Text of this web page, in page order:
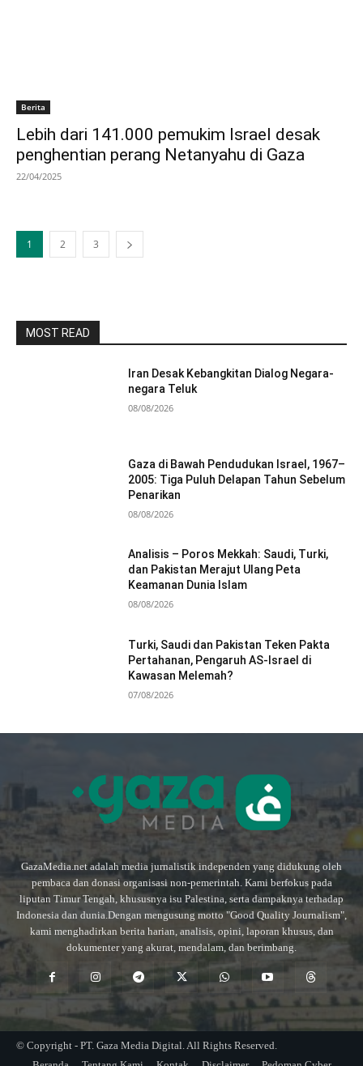
Berita
Lebih dari 141.000 pemukim Israel desak
penghentian perang Netanyahu di Gaza
22/04/2025
1 2 3
MOST READ
Iran Desak Kebangkitan Dialog Negara-
negara Teluk
08/08/2026
Gaza di Bawah Pendudukan Israel, 1967–
2005: Tiga Puluh Delapan Tahun Sebelum
Penarikan
08/08/2026
Analisis – Poros Mekkah: Saudi, Turki,
dan Pakistan Merajut Ulang Peta
Keamanan Dunia Islam
08/08/2026
Turki, Saudi dan Pakistan Teken Pakta
Pertahanan, Pengaruh AS-Israel di
Kawasan Melemah?
07/08/2026
GazaMedia.net adalah media jurnalistik independen yang didukung oleh
pembaca dan donasi organisasi non-pemerintah. Kami berfokus pada
liputan Timur Tengah, khususnya isu Palestina, serta dampaknya terhadap
Indonesia dan dunia.Dengan mengusung motto "Good Quality Journalism",
kami menghadirkan berita harian, analisis, opini, laporan khusus, dan
dokumenter yang akurat, mendalam, dan berimbang.
© Copyright - PT. Gaza Media Digital. All Rights Reserved.